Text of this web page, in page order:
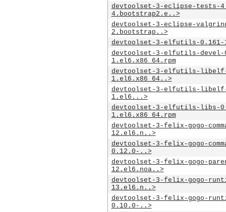
devtoolset-3-eclipse-tests-
4.bootstrap2.e..>
devtoolset-3-eclipse-
2.bootstrap..>
devtoolset-3-elfutils-0.161-
devtoolset-3-elfutils-devel-
1.el6.x86_64.rpm
devtoolset-3-elfutils-
1.el6.x86_64..>
devtoolset-3-elfutils-libelf-
1.el6...>
devtoolset-3-elfutils-libs-
1.el6.x86_64.rpm
devtoolset-3-felix-gogo-
12.el6.n..>
devtoolset-3-felix-gogo-
0.12.0-..>
devtoolset-3-felix-gogo-
12.el6.noa..>
devtoolset-3-felix-gogo-
13.el6.n..>
devtoolset-3-felix-gogo-
0.10.0-..>